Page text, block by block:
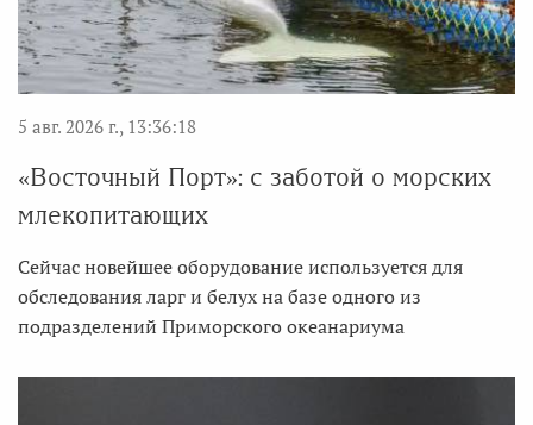
5 авг. 2026 г., 13:36:18
«Восточный Порт»: с заботой о морских
млекопитающих
Сейчас новейшее оборудование используется для
обследования ларг и белух на базе одного из
подразделений Приморского океанариума